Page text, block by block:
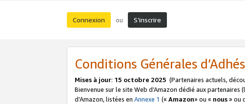
Connexion ou S’inscrire
Conditions Générales
Mises à jour: 15 octobre 2025 (Partenaires actuels,
Bienvenue sur le site Web d’Amazon dédié aux partenaires
d’Amazon, listées en Annexe 1 (« Amazon» ou « nous» ou